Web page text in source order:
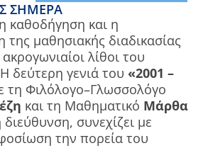
ΣΉΜΕΡΑ
καθοδήγηση και η
της μαθησιακής διαδικασίας
λίθοι του
δεύτερη γενιά του «2001 –
τη Φιλόλογο–Γλωσσολόγο
και τη Μαθηματικό Μάρθα
διεύθυνση, συνεχίζει με
την πορεία του